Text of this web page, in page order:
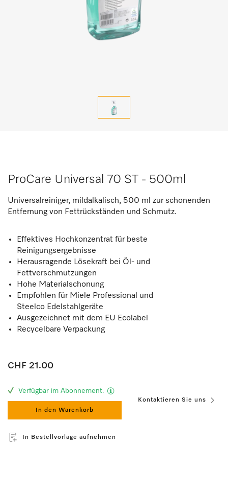
ProCare Universal 70 ST - 500ml
Universalreiniger, mildalkalisch, 500 ml zur schonenden
Entfernung von Fettrückständen und Schmutz.
Effektives Hochkonzentrat für beste
Reinigungsergebnisse
Herausragende Lösekraft bei Öl- und
Fettverschmutzungen
Hohe Materialschonung
Empfohlen für Miele Professional und
Steelco Edelstahlgeräte
Ausgezeichnet mit dem EU Ecolabel
Recycelbare Verpackung
CHF 21.00
Verfügbar im Abonnement.
In den Warenkorb
Kontaktieren Sie uns
In Bestellvorlage aufnehmen